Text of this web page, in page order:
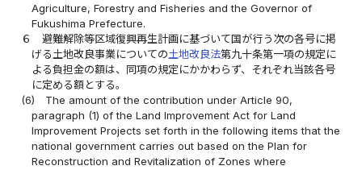
Agriculture, Forestry and Fisheries and the Governor of
Fukushima Prefecture.
６
避難解除等区域復興再生計画に基づいて国が行う次の各号に掲
げる土地改良事業についての土地改良法第九十条第一項の規定に
よる負担金の額は、同項の規定にかかわらず、それぞれ当該各号
に定める額とする。
(6)
The amount of the contribution under Article 90,
paragraph (1) of the Land Improvement Act for Land
Improvement Projects set forth in the following items that the
national government carries out based on the Plan for
Reconstruction and Revitalization of Zones where